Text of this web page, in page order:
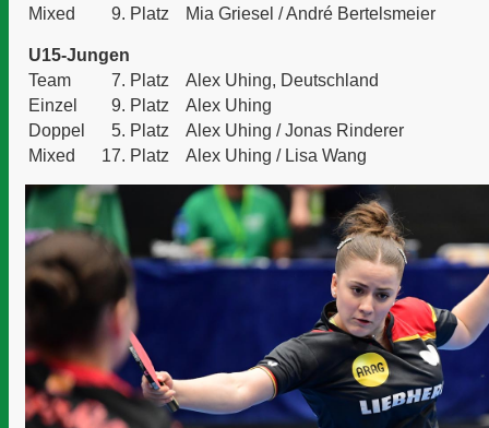
Mixed
9. Platz Mia Griesel / André Bertelsmeier
U15-Jungen
Team
7. Platz
Alex Uhing, Deutschland
Einzel
9. Platz
Alex Uhing
Doppel
5. Platz
Alex Uhing / Jonas Rinderer
Mixed
17. Platz Alex Uhing / Lisa Wang